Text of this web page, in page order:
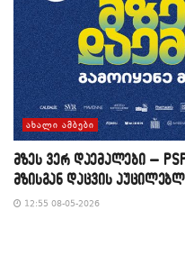
ᲐᲮᲐᲚᲘ ᲐᲛᲑᲔᲑᲘ
მზეს ვერ დაემალები –
მზისგან დაცვის
12:55 08-05-2026